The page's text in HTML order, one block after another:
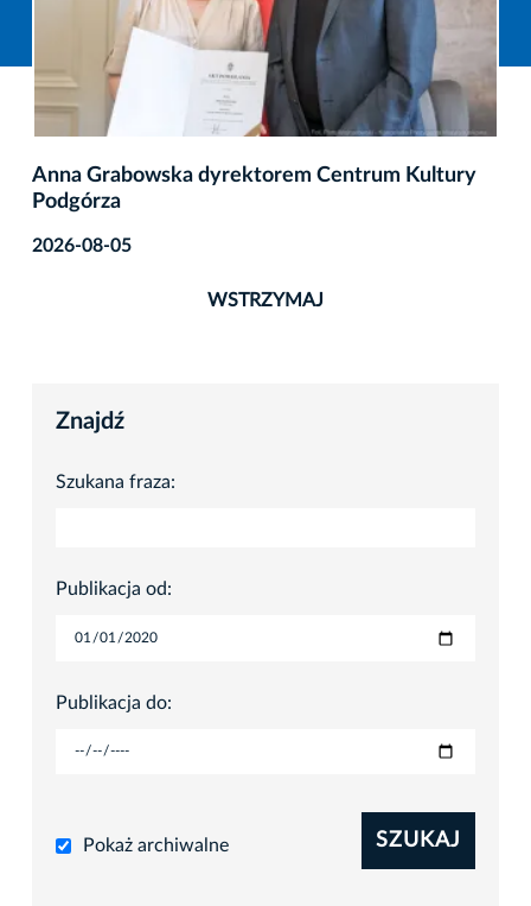
Konkurs na dyrektora MOCAK-u
WSTRZYMAJ
Znajdź
Szukana fraza:
Publikacja od:
Publikacja do:
Pokaż archiwalne SZUKAJ